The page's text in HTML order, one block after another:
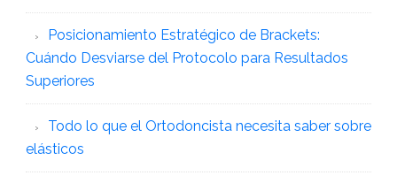
Posicionamiento Estratégico de Brackets:
Cuándo Desviarse del Protocolo para Resultados
Superiores
Todo lo que el Ortodoncista necesita saber sobre
elásticos